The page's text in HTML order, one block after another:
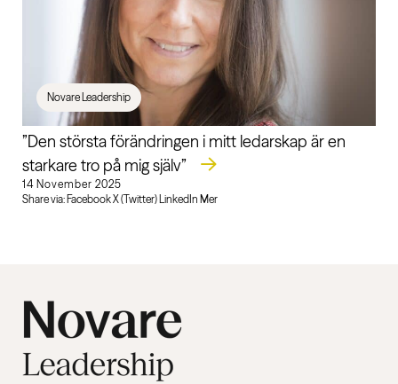
Novare Leadership
”Den största förändringen i mitt ledarskap är en
starkare tro på mig själv”
14 November 2025
Share via: Facebook X (Twitter) LinkedIn Mer